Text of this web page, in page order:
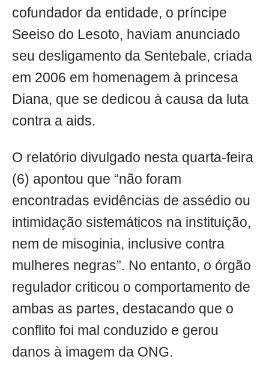
cofundador da entidade, o príncipe
Seeiso do Lesoto, haviam anunciado
seu desligamento da Sentebale, criada
em 2006 em homenagem à princesa
Diana, que se dedicou à causa da luta
contra a aids.
O relatório divulgado nesta quarta-feira
(6) apontou que “não foram
encontradas evidências de assédio ou
intimidação sistemáticos na instituição,
nem de misoginia, inclusive contra
mulheres negras”. No entanto, o órgão
regulador criticou o comportamento de
ambas as partes, destacando que o
conflito foi mal conduzido e gerou
danos à imagem da ONG.